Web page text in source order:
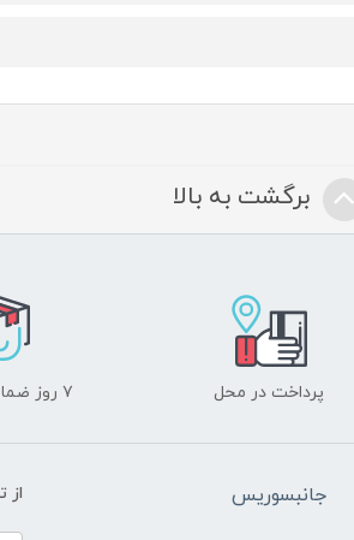
برگشت به بالا
پرداخت در محل ۷ روز ضمانت بازگشت
جانبسوریس از